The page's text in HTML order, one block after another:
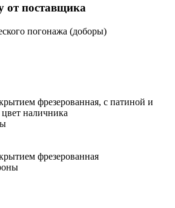
от поставщика
погонажа (доборы)
фрезерованная, с патиной и
цвет наличника
фрезерованная